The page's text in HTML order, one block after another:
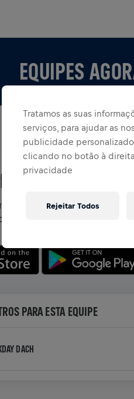
EQUIPES
NO APP
de uma equipe ou crie
sua classificação e
PARA ESTA EQUIPE
DACH
Tratamos as suas
serviços, para ajudar as
publicidade
clicando no botão à
privacidade
Rejeitar Todos